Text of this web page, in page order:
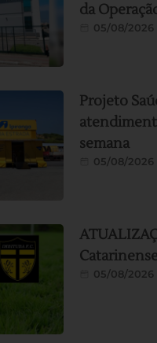
da
05/08/2026
Projeto
semana
05/08/2026
05/08/2026